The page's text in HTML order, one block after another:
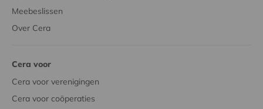
Meebeslissen
Over Cera
Cera voor
Cera voor verenigingen
Cera voor coöperaties